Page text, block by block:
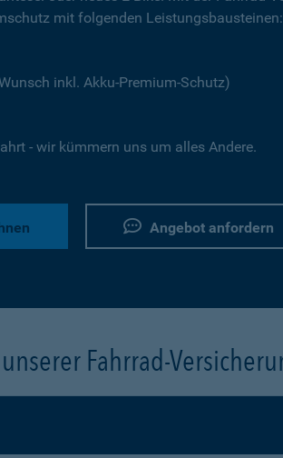
mit folgenden Leistungsbausteinen:
inkl. Akku-Premium-Schutz)
- wir kümmern uns um alles Andere.
Angebot anfordern
Fahrrad-